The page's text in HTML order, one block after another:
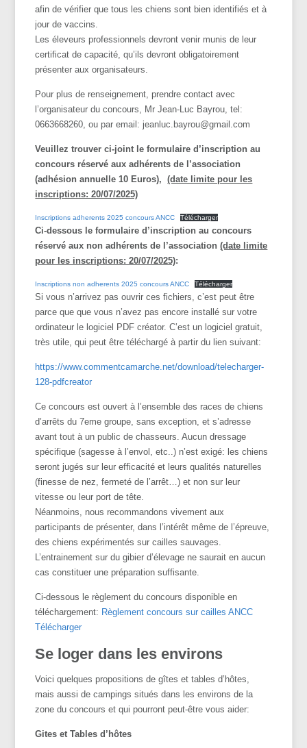
afin de vérifier que tous les chiens sont bien identifiés et à
jour de vaccins.
Les éleveurs professionnels devront venir munis de leur
certificat de capacité, qu’ils devront obligatoirement
présenter aux organisateurs.
Pour plus de renseignement, prendre contact avec
l’organisateur du concours, Mr Jean-Luc Bayrou, tel:
0663668260, ou par email: jeanluc.bayrou@gmail.com
Veuillez trouver ci-joint le formulaire d’inscription au
concours réservé aux adhérents de l’association
(adhésion annuelle 10 Euros),(date limite pour les
inscriptions: 20/07/2025)
Inscriptions adherents 2025 concours ANCC Télécharger
Ci-dessous le formulaire d’inscription au concours
réservé aux non adhérents de l’association(date limite
pour les inscriptions: 20/07/2025):
Inscriptions non adherents 2025 concours ANCC Télécharger
Si vous n’arrivez pas ouvrir ces fichiers, c’est peut être
parce que que vous n’avez pas encore installé sur votre
ordinateur le logiciel PDF créator. C’est un logiciel gratuit,
très utile, qui peut être téléchargé à partir du lien suivant:
https://www.commentcamarche.net/download/telecharger-
128-pdfcreator
Ce concours est ouvert à l’ensemble des races de chiens
d’arrêts du 7eme groupe, sans exception, et s’adresse
avant tout à un public de chasseurs. Aucun dressage
spécifique (sagesse à l’envol, etc..) n’est exigé: les chiens
seront jugés sur leur efficacité et leurs qualités naturelles
(finesse de nez, fermeté de l’arrêt…) et non sur leur
vitesse ou leur port de tête.
Néanmoins, nous recommandons vivement aux
participants de présenter, dans l’intérêt même de l’épreuve,
des chiens expérimentés sur cailles sauvages.
L’entrainement sur du gibier d’élevage ne saurait en aucun
cas constituer une préparation suffisante.
Ci-dessous le règlement du concours disponible en
téléchargement: Règlement concours sur cailles ANCC
Télécharger
Se loger dans les environs
Voici quelques propositions de gîtes et tables d’hôtes,
mais aussi de campings situés dans les environs de la
zone du concours et qui pourront peut-être vous aider:
Gites et Tables d’hôtes